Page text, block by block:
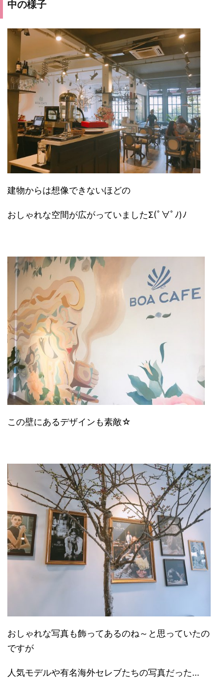
中の様子
建物からは想像できないほどの
おしゃれな空間が広がっていましたΣ(ﾟ∀ﾟﾉ)ﾉ
この壁にあるデザインも素敵☆
おしゃれな写真も飾ってあるのね～と思っていたの
ですが
人気モデルや有名海外セレブたちの写真だった…